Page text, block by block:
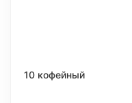
10 кофейный